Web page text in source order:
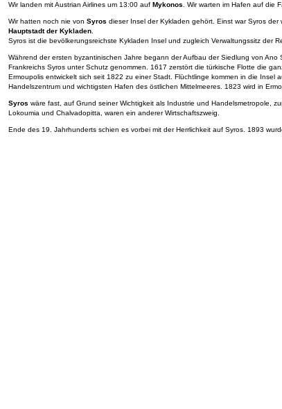
Wir landen mit Austrian Airlines um 13:00 auf Mykonos . Wir warten im Hafen auf die
Wir hatten noch nie von Syros dieser Insel der Kykladen gehört. Einst war Syros
Hauptstadt der Kykladen
Syros ist die bevölkerungsreichste Kykladen Insel und zugleich Verwaltungssitz der
Während der ersten byzantinischen Jahre begann der Aufbau der Siedlung von
Frankreichs Syros unter Schutz genommen. 1617 zerstört die türkische Flotte die
Ermoupolis entwickelt sich seit 1822 zu einer Stadt. Flüchtlinge kommen in die
Handelszentrum und wichtigsten Hafen des östlichen Mittelmeeres. 1823 wird in
Syros wäre fast, auf Grund seiner Wichtigkeit als Industrie und Handelsmetropole,
Lokoumia und Chalvadopitta, waren ein anderer Wirtschaftszweig.
Ende des 19. Jahrhunderts schien es vorbei mit der Herrlichkeit auf Syros. 1893